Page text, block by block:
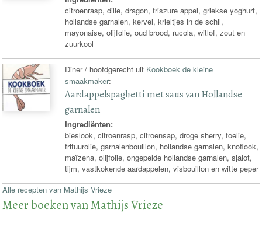
citroenrasp, dille, dragon, friszure appel, griekse yoghurt,
hollandse garnalen, kervel, krieltjes in de schil,
mayonaise, olijfolie, oud brood, rucola, witlof, zout en
zuurkool
Diner / hoofdgerecht uit Kookboek de kleine
smaakmaker:
Aardappelspaghetti met saus van Hollandse
garnalen
Ingrediënten:
bieslook, citroenrasp, citroensap, droge sherry, foelie,
frituurolie, garnalenbouillon, hollandse garnalen, knoflook,
maïzena, olijfolie, ongepelde hollandse garnalen, sjalot,
tijm, vastkokende aardappelen, visbouillon en witte peper
Alle recepten van Mathijs Vrieze
Meer boeken van Mathijs Vrieze